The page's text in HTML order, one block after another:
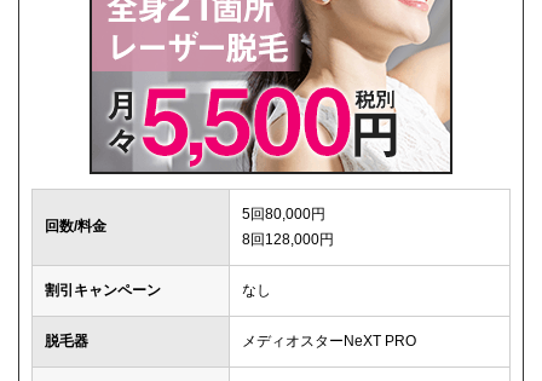
回数/料金
5回80,000円
8回128,000円
割引キャンペーン なし
脱毛器 メディオスターNeXT PRO